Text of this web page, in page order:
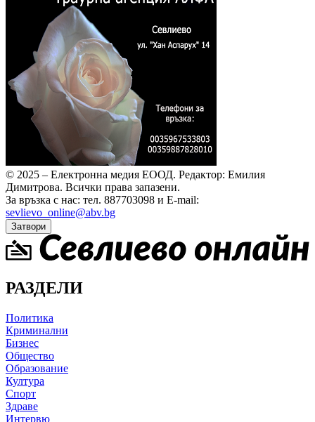
© 2025 – Електронна медия ЕООД. Редактор: Емилия
Димитрова. Всички права запазени.
За връзка с нас: тел. 887703098 и E-mail:
sevlievo_online@abv.bg
Затвори
РАЗДЕЛИ
Политика
Криминални
Бизнес
Общество
Образование
Култура
Спорт
Здраве
Интервю